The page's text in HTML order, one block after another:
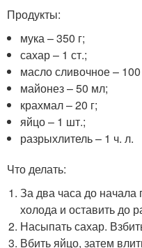
Продукты:
мука – 350 г;
сахар – 1 ст.;
масло сливочное – 100
майонез – 50 мл;
крахмал – 20 г;
яйцо – 1 шт.;
разрыхлитель – 1 ч. л.
Что делать:
За два часа до начала
холода и оставить до
Насыпать сахар.
Вбить яйцо, затем